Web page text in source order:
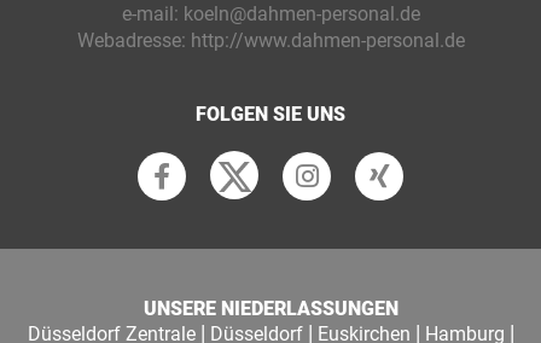
e-mail: koeln@dahmen-personal.de
Webadresse: http://www.dahmen-personal.de
FOLGEN SIE UNS
UNSERE NIEDERLASSUNGEN
Düsseldorf Zentrale| Düsseldorf| Euskirchen | Hamburg |